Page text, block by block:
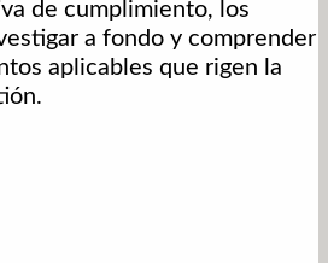
de cumplimiento, los
a fondo y comprender
aplicables que rigen la